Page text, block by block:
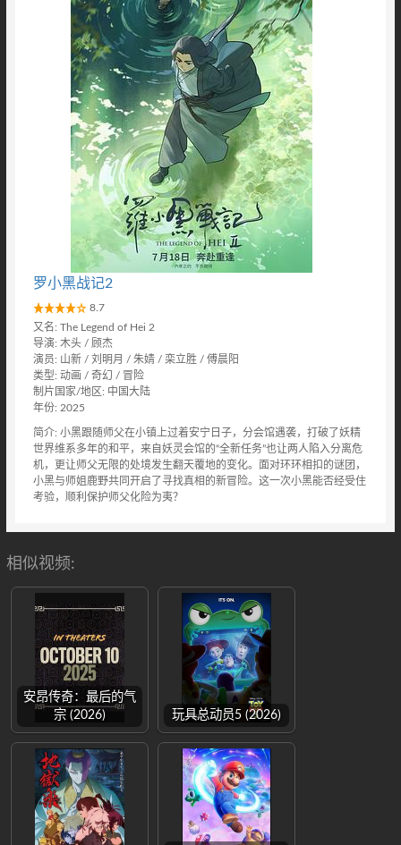
罗小黑战记2
8.7
又名: The Legend of Hei 2
导演: 木头 / 顾杰
演员: 山新 / 刘明月 / 朱婧 / 栾立胜 / 傅晨阳
类型: 动画 / 奇幻 / 冒险
制片国家/地区: 中国大陆
年份: 2025
简介: 小黑跟随师父在小镇上过着安宁日子，分会馆遇袭，打破了妖精
世界维系多年的和平，来自妖灵会馆的“全新任务”也让两人陷入分离危
机，更让师父无限的处境发生翻天覆地的变化。面对环环相扣的谜团，
小黑与师姐鹿野共同开启了寻找真相的新冒险。这一次小黑能否经受住
考验，顺利保护师父化险为夷？
相似视频:
安昂传奇：最后的气
宗 (2026)
玩具总动员5 (2026)